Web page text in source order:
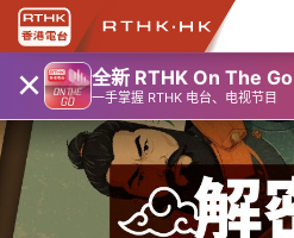
× 全新 RTHK On The Go
一手掌握 RTHK 电台、电视节目